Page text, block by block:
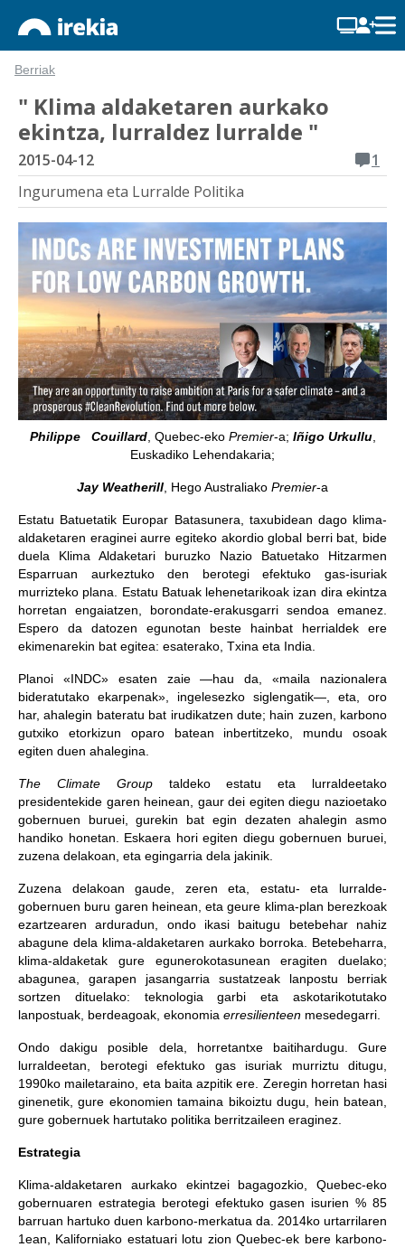
Berriak
" Klima aldaketaren aurkako
ekintza, lurraldez lurralde "
2015-04-12
1
Ingurumena eta Lurralde Politika
Philippe Couillard, Quebec-eko Premier-a; Iñigo Urkullu,
Euskadiko Lehendakaria;
Jay Weatherill , Hego Australiako Premier-a
Estatu Batuetatik Europar Batasunera, taxubidean dago klima-
aldaketaren eraginei aurre egiteko akordio global berri bat, bide
duela Klima Aldaketari buruzko Nazio Batuetako Hitzarmen
Esparruan aurkeztuko den berotegi efektuko gas-isuriak
murrizteko plana. Estatu Batuak lehenetarikoak izan dira ekintza
horretan engaiatzen, borondate-erakusgarri sendoa emanez.
Espero da datozen egunotan beste hainbat herrialdek ere
ekimenarekin bat egitea: esaterako, Txina eta India.
Planoi «INDC» esaten zaie —hau da, «maila nazionalera
bideratutako ekarpenak», ingelesezko siglengatik—, eta, oro
har, ahalegin bateratu bat irudikatzen dute; hain zuzen, karbono
gutxiko etorkizun oparo batean inbertitzeko, mundu osoak
egiten duen ahalegina.
The Climate Group taldeko estatu eta lurraldeetako
presidentekide garen heinean, gaur dei egiten diegu nazioetako
gobernuen buruei, gurekin bat egin dezaten ahalegin asmo
handiko honetan. Eskaera hori egiten diegu gobernuen buruei,
zuzena delakoan, eta egingarria dela jakinik.
Zuzena delakoan gaude, zeren eta, estatu- eta lurralde-
gobernuen buru garen heinean, eta geure klima-plan berezkoak
ezartzearen arduradun, ondo ikasi baitugu betebehar nahiz
abagune dela klima-aldaketaren aurkako borroka. Betebeharra,
klima-aldaketak gure egunerokotasunean eragiten duelako;
abagunea, garapen jasangarria sustatzeak lanpostu berriak
sortzen dituelako: teknologia garbi eta askotarikotutako
lanpostuak, berdeagoak, ekonomia erresilienteen mesedegarri.
Ondo dakigu posible dela, horretantxe baitihardugu. Gure
lurraldeetan, berotegi efektuko gas isuriak murriztu ditugu,
1990ko mailetaraino, eta baita azpitik ere. Zeregin horretan hasi
ginenetik, gure ekonomien tamaina bikoiztu dugu, hein batean,
gure gobernuek hartutako politika berritzaileen eraginez.
Estrategia
Klima-aldaketaren aurkako ekintzei bagagozkio, Quebec-eko
gobernuaren estrategia berotegi efektuko gasen isurien % 85
barruan hartuko duen karbono-merkatua da. 2014ko urtarrilaren
1ean, Kaliforniako estatuari lotu zion Quebec-ek bere karbono-